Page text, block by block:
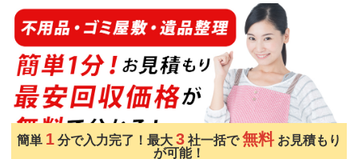
簡単 1 分で入力完了！最大 3 社一括で 無料 お見積もり
が可能！